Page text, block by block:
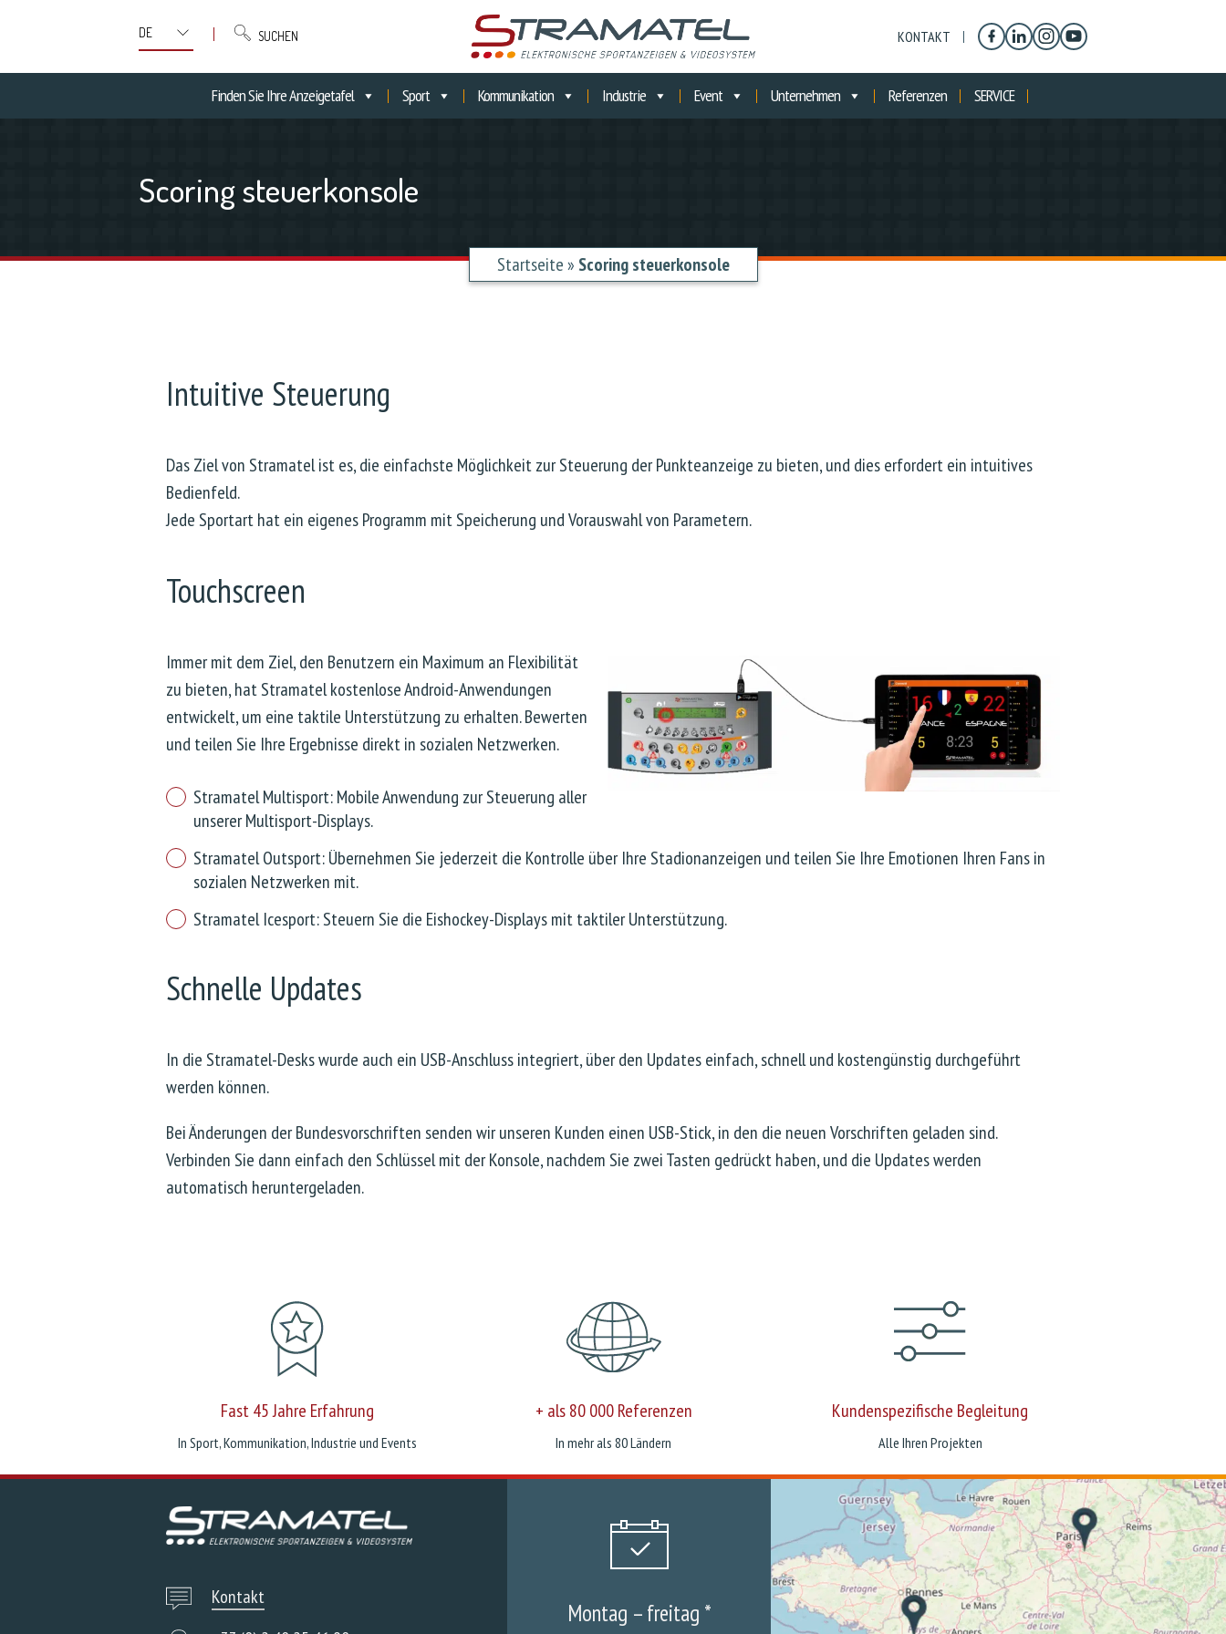
SUCHEN KONTAKT
Finden Sie Ihre Anzeigetafel Sport Kommunikation Industrie Event Unternehmen Referenzen SERVICE
Scoring steuerkonsole
Startseite» Scoring steuerkonsole
Intuitive Steuerung
Das Ziel von Stramatel ist es, die einfachste Möglichkeit zur Steuerung der Punkteanzeige zu bieten, und dies erfordert ein intuitives
Bedienfeld.
Jede Sportart hat ein eigenes Programm mit Speicherung und Vorauswahl von Parametern.
Touchscreen
Immer mit dem Ziel, den Benutzern ein Maximum an Flexibilität
zu bieten, hat Stramatel kostenlose Android-Anwendungen
entwickelt, um eine taktile Unterstützung zu erhalten. Bewerten
und teilen Sie Ihre Ergebnisse direkt in sozialen Netzwerken.
Stramatel Multisport: Mobile Anwendung zur Steuerung aller
unserer Multisport-Displays.
Stramatel Outsport: Übernehmen Sie jederzeit die Kontrolle über Ihre Stadionanzeigen und teilen Sie Ihre Emotionen Ihren Fans in
sozialen Netzwerken mit.
Stramatel Icesport: Steuern Sie die Eishockey-Displays mit taktiler Unterstützung.
Schnelle Updates
In die Stramatel-Desks wurde auch ein USB-Anschluss integriert, über den Updates einfach, schnell und kostengünstig durchgeführt
werden können.
Bei Änderungen der Bundesvorschriften senden wir unseren Kunden einen USB-Stick, in den die neuen Vorschriften geladen sind.
Verbinden Sie dann einfach den Schlüssel mit der Konsole, nachdem Sie zwei Tasten gedrückt haben, und die Updates werden
automatisch heruntergeladen.
Fast 45 Jahre Erfahrung
In Sport, Kommunikation, Industrie und Events
+ als 80 000 Referenzen
In mehr als 80 Ländern
Kundenspezifische Begleitung
Alle Ihren Projekten
Kontakt
Montag – freitag *